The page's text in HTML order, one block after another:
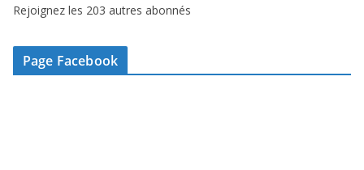
e
-
m
Rejoignez les 203 autres abonnés
Page Facebook